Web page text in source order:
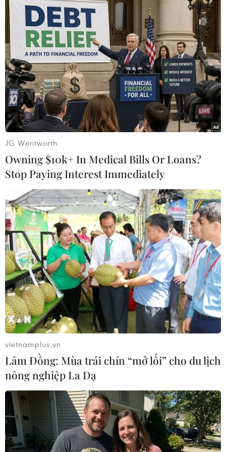
kỷ niệm, ngày thành lập, ngày truyền thống
trong dịp Xuân Quý Mão 2023.
Đơn vị cũng cần hướng dẫn các địa phương
tăng cường các biện pháp nhằm ngăn chặn kịp
thời các biểu hiện tiêu cực, lợi dụng lễ hội thu
lợi bất chính, mê tín dị đoan; theo dõi, tổng hợp
tình hình tổ chức các hoạt động văn hóa, văn
nghệ, tuyên truyền cổ động, lễ hội.
Thanh tra Bộ tiến hành tăng cường kiểm tra,
giám sát việc tổ chức các hoạt động văn hóa, thể
thao, du lịch, lễ hội trước, trong và sau Tết
Nguyên đán bảo đảm vui tươi, lành mạnh, phù
hợp với thuần phong, mỹ tục, ngăn chặn kịp
thời các biểu hiện tiêu cực, lợi dụng lễ hội để
hoạt động mê tín dị đoan, thu lợi bất chính.
Tổng cục Du lịch chỉ đạo, hướng dẫn các địa
phương, cơ sở kinh doanh dịch vụ du lịch triển
khai biện pháp nhằm đảm bảo an toàn cho
khách du lịch; tăng cường quản lý, kiểm soát
chất lượng kinh doanh dịch vụ du lịch và
phương tiện phục vụ khách du lịch, kịp thời xử
lý nghiêm các vi phạm.
Vận động nhân dân thực hiện nếp sống văn
minh khi đi lễ hội
Đối với các Sở Văn hóa, Thể thao và Du lịch; Sở
Văn hóa và Thể thao; Sở Du lịch các tỉnh, thành
phố trực thuộc Trung ương cần chủ động tổ
chức các chương trình văn hóa, văn nghệ mừng
Đảng, mừng Xuân, tạo nhiều sân chơi bổ ích tại
JG Wentworth
Owning $10k+ In Medical Bills Or Loans?
Stop Paying Interest Immediately
vietnamplus.vn
Lâm Đồng: Mùa trái chín “mở lối” cho du lịch
nông nghiệp La Dạ